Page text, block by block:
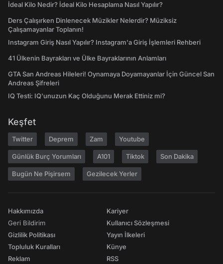
İdeal Kilo Nedir? İdeal Kilo Hesaplama Nasıl Yapılır?
Ders Çalışırken Dinlenecek Müzikler Nelerdir? Müziksiz
Çalışamayanlar Toplanın!
Instagram Giriş Nasıl Yapılır? Instagram'a Giriş İşlemleri Rehberi
41 Ülkenin Bayrakları ve Ülke Bayraklarının Anlamları
GTA San Andreas Hileleri! Oynamaya Doyamayanlar İçin Güncel San
Andreas Şifreleri
IQ Testi: IQ'unuzun Kaç Olduğunu Merak Ettiniz mi?
Keşfet
Twitter Deprem Zam Youtube
Günlük Burç Yorumları A101 Tiktok Son Dakika
Bugün Ne Pişirsem Gezilecek Yerler
Hakkımızda
Geri Bildirim
Gizlilik Politikası
Topluluk Kuralları
Reklam
Kariyer
Kullanıcı Sözleşmesi
Yayın İlkeleri
Künye
RSS